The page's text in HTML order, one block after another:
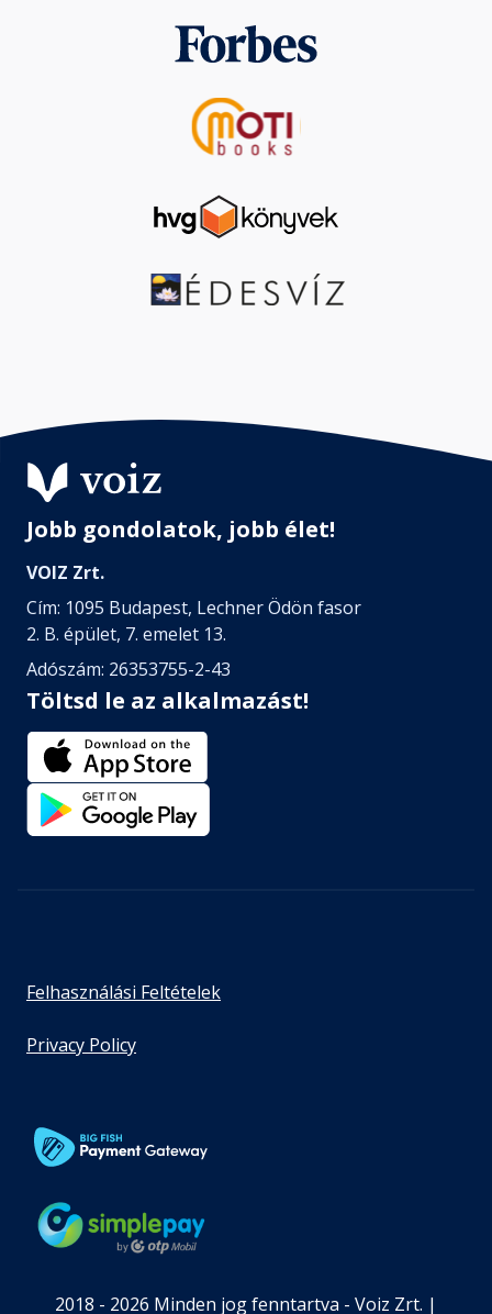
Jobb gondolatok, jobb élet!
VOIZ Zrt.
Cím: 1095 Budapest, Lechner Ödön fasor
2. B. épület, 7. emelet 13.
Adószám: 26353755-2-43
Töltsd le az alkalmazást!
Felhasználási Feltételek
Privacy Policy
2018 - 2026 Minden jog fenntartva - Voiz Zrt. |